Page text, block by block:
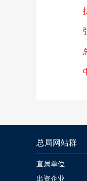
总局网站群
直属单位
出资企业